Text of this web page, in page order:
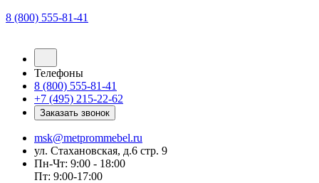
8 (800) 555-81-41
Телефоны
8 (800) 555-81-41
+7 (495) 215-22-62
Заказать звонок
msk@metprommebel.ru
ул. Стахановская, д.6 стр. 9
Пн-Чт: 9:00 - 18:00
Пт: 9:00-17:00